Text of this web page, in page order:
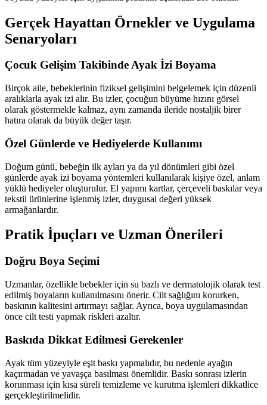
Gerçek Hayattan Örnekler ve Uygulama
Senaryoları
Çocuk Gelişim Takibinde Ayak İzi Boyama
Birçok aile, bebeklerinin fiziksel gelişimini belgelemek için düzenli
aralıklarla ayak izi alır. Bu izler, çocuğun büyüme hızını görsel
olarak göstermekle kalmaz, aynı zamanda ileride nostaljik birer
hatıra olarak da büyük değer taşır.
Özel Günlerde ve Hediyelerde Kullanımı
Doğum günü, bebeğin ilk ayları ya da yıl dönümleri gibi özel
günlerde ayak izi boyama yöntemleri kullanılarak kişiye özel, anlam
yüklü hediyeler oluşturulur. El yapımı kartlar, çerçeveli baskılar veya
tekstil ürünlerine işlenmiş izler, duygusal değeri yüksek
armağanlardır.
Pratik İpuçları ve Uzman Önerileri
Doğru Boya Seçimi
Uzmanlar, özellikle bebekler için su bazlı ve dermatolojik olarak test
edilmiş boyaların kullanılmasını önerir. Cilt sağlığını korurken,
baskının kalitesini artırmayı sağlar. Ayrıca, boya uygulamasından
önce cilt testi yapmak riskleri azaltır.
Baskıda Dikkat Edilmesi Gerekenler
Ayak tüm yüzeyiyle eşit baskı yapmalıdır, bu nedenle ayağın
kaçırmadan ve yavaşça basılması önemlidir. Baskı sonrası izlerin
korunması için kısa süreli temizleme ve kurutma işlemleri dikkatlice
gerçekleştirilmelidir.